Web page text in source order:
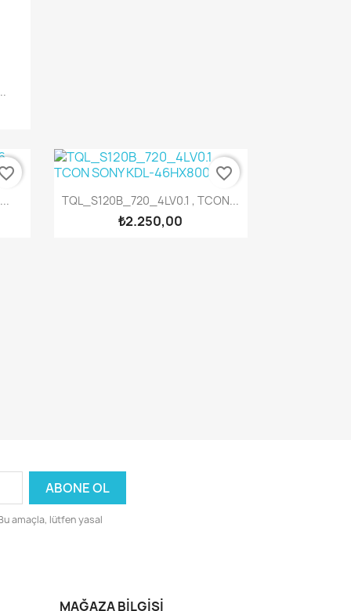
Hızlı Görünüm
TQL_S120B_720_4LV0.1 , TCON...
₺2.250,00
favorite_border
amaçla, lütfen yasal
MAĞAZA BILGISI